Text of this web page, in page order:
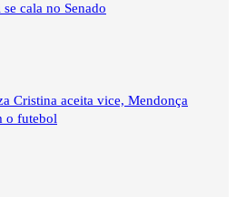
cala no Senado
Cristina aceita vice, Mendonça
o futebol